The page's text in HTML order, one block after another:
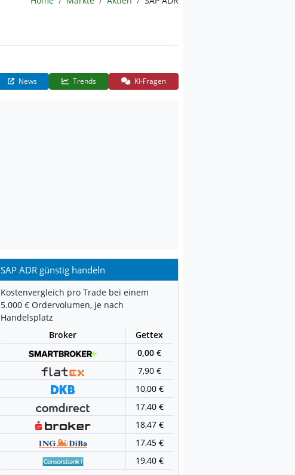
News Trends KI-Fragen
SAP ADR günstig handeln
Kostenvergleich pro Trade bei einem
5.000 € Ordervolumen, je nach
Handelsplatz
Broker
Gettex
0,00 €
7,90 €
10,00 €
17,40 €
18,47 €
17,45 €
19,40 €